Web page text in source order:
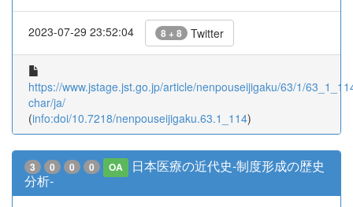
2023-07-29 23:52:04 8 + 8 Twitter
https://www.jstage.jst.go.jp/article/nenpouseijigaku/63/1/
char/ja/
(info:doi/10.7218/nenpouseijigaku.63.1_114)
3 0 0 0 OA
日本医療の近代史-制度形成の歴史
分析-